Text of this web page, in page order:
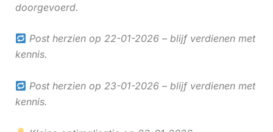
doorgevoerd.
Post herzien op 22-01-2026 – blijf verdienen met
kennis.
Post herzien op 23-01-2026 – blijf verdienen met
kennis.